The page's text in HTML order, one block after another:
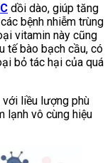
dồi dào, giúp tăng
bệnh nhiễm trùng
vitamin này cũng
tế bào bạch cầu, có
bỏ tác hại của quá
liều lượng phù
lạnh vô cùng hiệu